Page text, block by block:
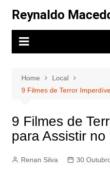
content
Reynaldo
Home
Local
9 Filmes de Terror
9 Filmes de
para Assistir no
Renan Silva 30